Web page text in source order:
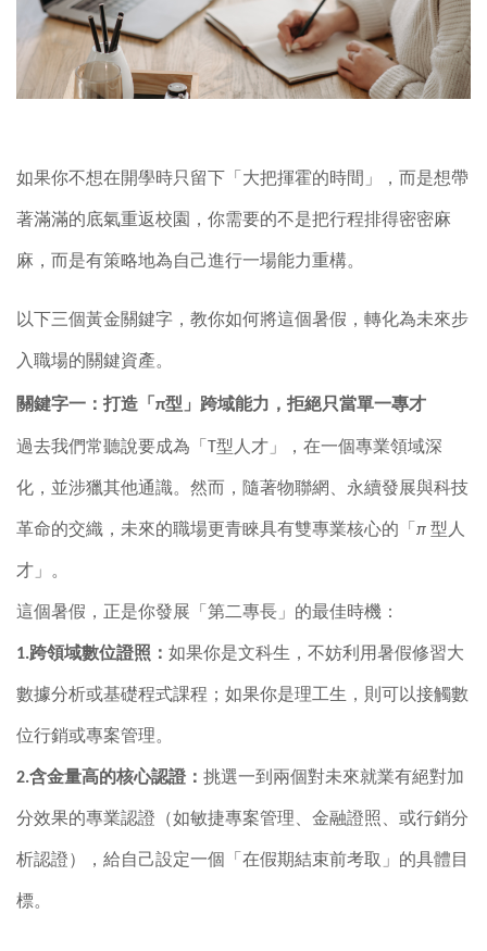
如果你不想在開學時只留下「大把揮霍的時間」，而是想帶
著滿滿的底氣重返校園，你需要的不是把行程排得密密麻
麻，而是有策略地為自己進行一場能力重構。
以下三個黃金關鍵字，教你如何將這個暑假，轉化為未來步
入職場的關鍵資產。
關鍵字一：打造「 π型」跨域能力，拒絕只當單一專才
過去我們常聽說要成為「 型人才」，在一個專業領域深
化，並涉獵其他通識。然而，隨著物聯網、永續發展與科技
革命的交織，未來的職場更青睞具有雙專業核心的「 π 型人
才」。
這個暑假，正是你發展「第二專長」的最佳時機：
1.跨領域數位證照： 如果你是文科生，不妨利用暑假修習大
數據分析或基礎程式課程；如果你是理工生，則可以接觸數
位行銷或專案管理。
2.含金量高的核心認證： 挑選一到兩個對未來就業有絕對加
分效果的專業認證（如敏捷專案管理、金融證照、或行銷分
析認證），給自己設定一個「在假期結束前考取」的具體目
標。